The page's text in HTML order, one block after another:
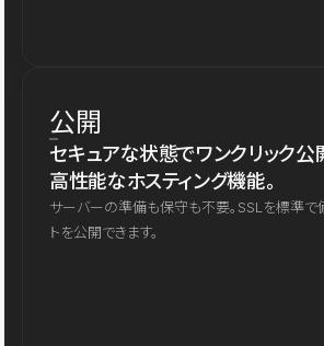
公開
セキュアな状態でワンクリック公
高性能なホスティング機能。
サーバーの準備も保守も不要。SSLを標準で
トを公開できます。